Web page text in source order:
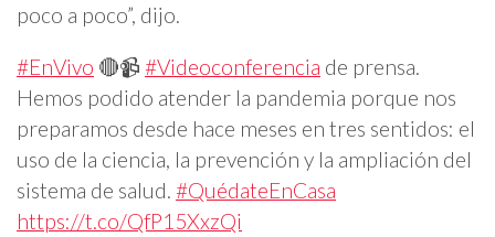
poco a poco”, dijo.
#EnVivo 🔴📹 #Videoconferencia de prensa.
Hemos podido atender la pandemia porque nos
preparamos desde hace meses en tres sentidos: el
uso de la ciencia, la prevención y la ampliación del
sistema de salud. #QuédateEnCasa
https://t.co/QfP15XxzQi